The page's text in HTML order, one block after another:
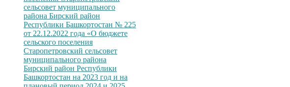
сельсовет муниципального
района Бирский район
Республики Башкортостан № 225
от 22.12.2022 года «О бюджете
сельского поселения
Старопетровский сельсовет
муниципального района
Бирский район Республики
Башкортостан на 2023 год и на